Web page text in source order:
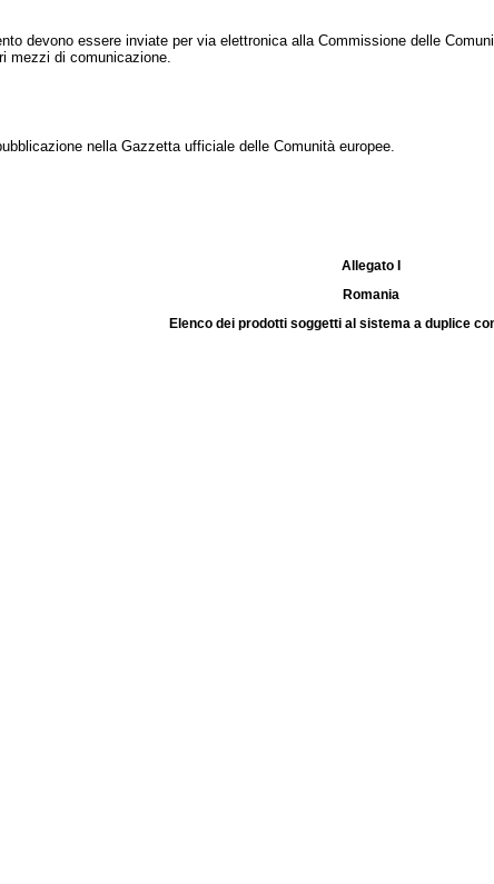
devono essere inviate per via elettronica alla Commissione delle
mezzi di comunicazione.
nella Gazzetta ufficiale delle Comunità europee.
Allegato I
Romania
Elenco dei prodotti soggetti al sistema a duplice